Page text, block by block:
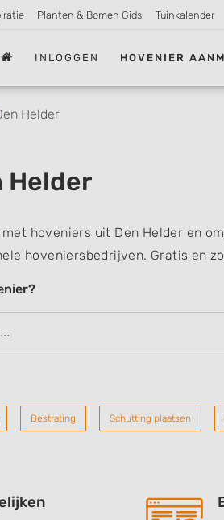
Planten & Bomen Gids Tuinkalender
INLOGGEN HOVENIER
Helder
Helder
hoveniers uit Den Helder en
hoveniersbedrijven. Gratis en
Bestrating Schutting plaatsen